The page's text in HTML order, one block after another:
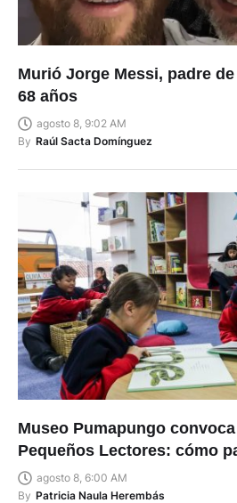
Murió Jorge Messi, padre
68 años
agosto 8, 9:02 AM
By Raúl Sacta Domínguez
Museo Pumapungo
Pequeños Lectores: cómo
agosto 8, 6:00 AM
By Patricia Naula Herembás